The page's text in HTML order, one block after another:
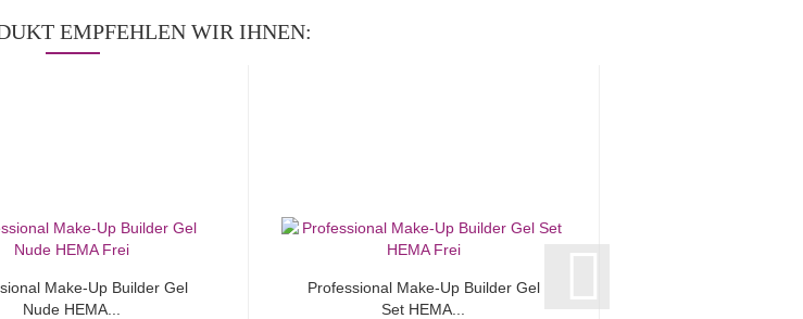
EMPFEHLEN WIR IHNEN:
Make-Up Builder Gel
Nude HEMA...
Professional Make-Up Builder Gel
Set HEMA...